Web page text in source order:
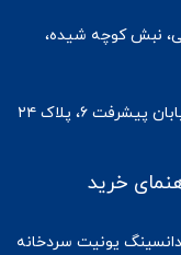
نبش کوچه شیده،
۶، پلاک ۲۴
خرید
یونیت سردخانه